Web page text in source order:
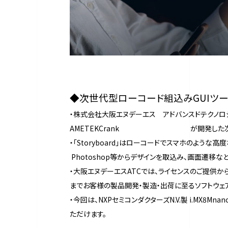
◆次世代型ローコード組込みGUIツ
・株式会社大阪エヌデーエス アドバンスドテクノロ
AMETEKCrank が開発した次世代型ロー
・「Storyboard」はローコードでスマホのよ
Photoshop等からデザインを取込み、画面遷移な
・大阪エヌデーエスATCでは、ライセンスのご提供か
までお客様の製品開発・製造・出荷に至るソフトウ
・今回は、NXPセミコンダクターズN.V.製
ただけます。